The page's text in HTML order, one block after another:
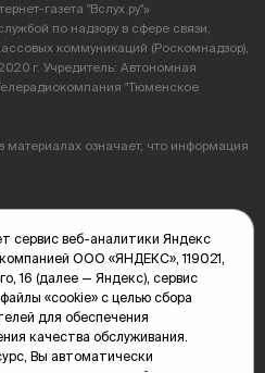
газета "Вслух.ру"»
по надзору в сфере связи,
коммуникаций (Роскомнадзор),
г. Учредитель: Автономная
"Тюменское
материалах означает, что информация
28А
сервис веб-аналитики Яндекс
ООО «ЯНДЕКС», 119021,
16 (далее — Яндекс), сервис
«cookie» с целью сбора
для обеспечения
качества обслуживания.
Вы автоматически